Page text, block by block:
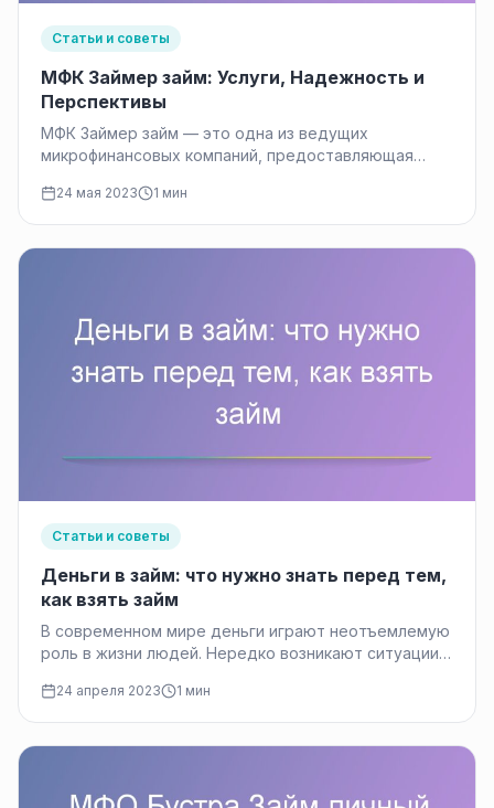
Статьи и советы
МФК Займер займ: Услуги, Надежность и
Перспективы
МФК Займер займ — это одна из ведущих
микрофинансовых компаний, предоставляющая
24 мая 2023 1 мин
Статьи и советы
Деньги в займ: что нужно знать перед тем,
как взять займ
В современном мире деньги играют неотъемлемую
роль в жизни людей. Нередко возникают ситуации,
24 апреля 2023 1 мин